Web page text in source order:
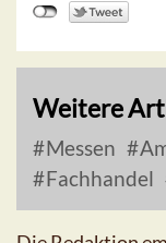
Weitere
Messen
Fachhandel